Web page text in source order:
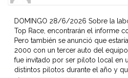
is
here.
Clickable
link
Author
page.
to
or
DOMINGO 28/6/2026 Sobre la
Top Race, encontrarán el informe
Pero también se anunció que
2000 con un tercer auto del
fue invitado por ser piloto local en
distintos pilotos durante el año y